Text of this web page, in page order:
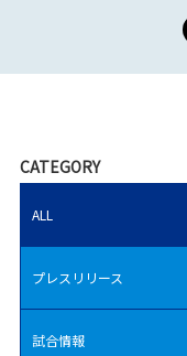
CATEGORY
ALL
プレスリリース
試合情報